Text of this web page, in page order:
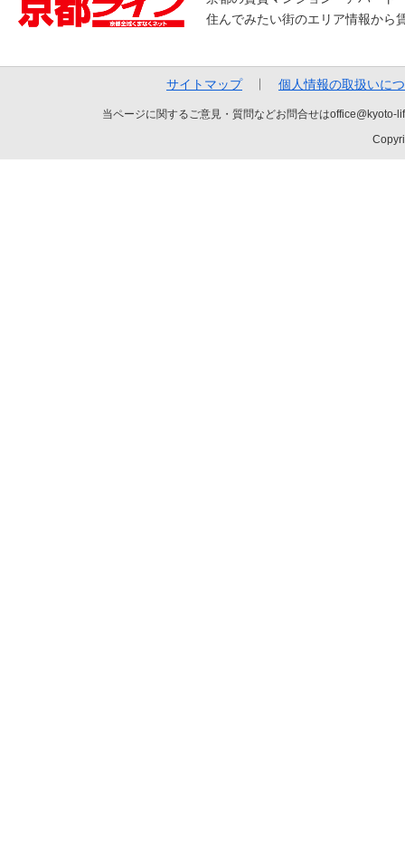
住んでみたい街のエリア情報から
サイトマップ 個人情報の取扱いに
当ページに関するご意見・質問などお問合せは